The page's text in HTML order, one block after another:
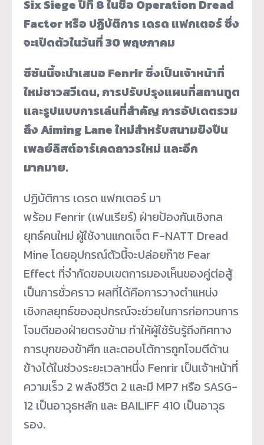
Six Siegeปีที่ 8ในชื่อ Operation Dread
Factorหรือ ปฏิบัติการ เดรด แฟกเตอร์ ซึ่ง
จะเปิดตัวในวันที่30พฤษภาคม
ซีซันนี้จะนำเสนอ Fenrirซึ่งเป็นเจ้าหน้าที่
ใหม่ชาวสวีเดน,การปรับปรุงแผนที่สถานทูต
และรูปแบบการเล่นที่สำคัญ การอัปเดตรวม
ถึงAiming Laneใหม่สำหรับสนามยิงปืน
เพลย์ลิสต์อาร์เคดถาวรใหม่ และอีก
มากมาย.
ปฏิบัติการ เดรด แฟกเตอร์ มา
พร้อม Fenrir (เฟนเรียร์) ฝ่ายป้องกันเชิงกล
ยุทธ์คนใหม่ ผู้ใช้งานแกดเจ็ต F-NATT Dread
Mine โดยอุปกรณ์ตัวนี้จะปล่อยก๊าซ Fear
Effect ที่จำกัดขอบเขตการมองเห็นของคู่ต่อสู้
เป็นการชั่วคราว ผลที่ได้คือการวางตำแหน่ง
เชิงกลยุทธ์ของอุปกรณ์จะช่วยในการก่อกวนการ
โจมตีของฝ่ายตรงข้าม ทำให้ผู้ใช้รับรู้ถึงทิศทาง
การบุกของข้าศึก และตอบโต้การถูกโจมตีด้าน
ข้างได้ในช่วงระยะเวลาหนึ่ง Fenrir เป็นเจ้าหน้าที่
ความเร็ว 2 พลังชีวิต 2 และมี MP7 หรือ SASG-
12 เป็นอาวุธหลัก และ BAILIFF 410 เป็นอาวุธ
รอง.